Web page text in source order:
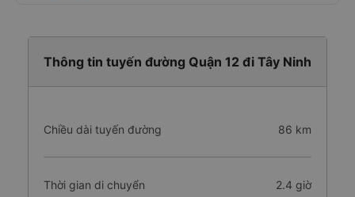
Thông tin tuyến đường Quận 12 đi Tây Ninh
Chiều dài tuyến đường 86 km
Thời gian di chuyển 2.4 giờ